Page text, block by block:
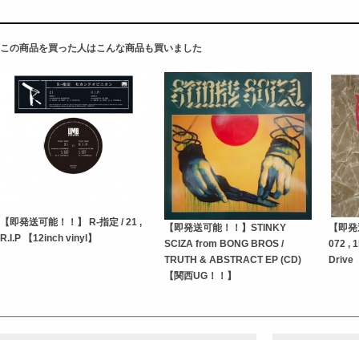
この商品を買った人はこんな商品も買いました
【即発送可能！！】 R-指定 / 21 ,
R.I.P 【12inch vinyl】
【即発送可能！！】STINKY
SCIZA from BONG BROS /
TRUTH & ABSTRACT EP (CD)
【関西UG！！】
【即
072 ,
Drive